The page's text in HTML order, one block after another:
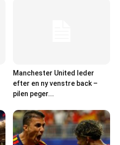
Manchester United leder
efter en ny venstre back –
pilen peger...